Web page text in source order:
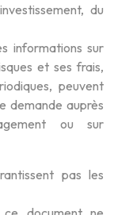
du
informations sur
et ses frais,
peuvent
demande auprès
ou sur
pas les